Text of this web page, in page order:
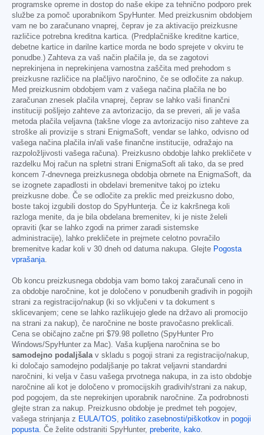
programske opreme in dostop do naše ekipe za tehnično podporo prek
službe za pomoč uporabnikom SpyHunter. Med preizkusnim obdobjem
vam ne bo zaračunano vnaprej, čeprav je za aktivacijo preizkusne
različice potrebna kreditna kartica. (Predplačniške kreditne kartice,
debetne kartice in darilne kartice morda ne bodo sprejete v okviru te
ponudbe.) Zahteva za vaš način plačila je, da se zagotovi
neprekinjena in neprekinjena varnostna zaščita med prehodom s
preizkusne različice na plačljivo naročnino, če se odločite za nakup.
Med preizkusnim obdobjem vam z vašega načina plačila ne bo
zaračunan znesek plačila vnaprej, čeprav se lahko vaši finančni
instituciji pošljejo zahteve za avtorizacijo, da se preveri, ali je vaša
metoda plačila veljavna (takšne vloge za avtorizacijo niso zahteve za
stroške ali provizije s strani EnigmaSoft, vendar se lahko, odvisno od
vašega načina plačila in/ali vaše finančne institucije, odražajo na
razpoložljivosti vašega računa). Preizkusno obdobje lahko prekličete v
razdelku Moj račun na spletni strani EnigmaSoft ali tako, da se pred
koncem 7-dnevnega preizkusnega obdobja obrnete na EnigmaSoft, da
se izognete zapadlosti in obdelavi bremenitve takoj po izteku
preizkusne dobe. Če se odločite za preklic med preizkusno dobo,
boste takoj izgubili dostop do SpyHunterja. Če iz kakršnega koli
razloga menite, da je bila obdelana bremenitev, ki je niste želeli
opraviti (kar se lahko zgodi na primer zaradi sistemske
administracije), lahko prekličete in prejmete celotno povračilo
bremenitve kadar koli v 30 dneh od datuma nakupa. Glejte Pogosta
vprašanja.
Ob koncu preizkusnega obdobja vam bomo takoj zaračunali ceno in
za obdobje naročnine, kot je določeno v ponudbenih gradivih in pogojih
strani za registracijo/nakup (ki so vključeni v ta dokument s
sklicevanjem; cene se lahko razlikujejo glede na državo ali promocijo
na strani za nakup), če naročnine ne boste pravočasno preklicali.
Cena se običajno začne pri $79.98 polletno (SpyHunter Pro
Windows/SpyHunter za Mac). Vaša kupljena naročnina se bo
samodejno podaljšalav skladu s pogoji strani za registracijo/nakup,
ki določajo samodejno podaljšanje po takrat veljavni standardni
naročnini, ki velja v času vašega prvotnega nakupa, in za isto obdobje
naročnine ali kot je določeno v promocijskih gradivih/strani za nakup,
pod pogojem, da ste neprekinjen uporabnik naročnine. Za podrobnosti
glejte stran za nakup. Preizkusno obdobje je predmet teh pogojev,
vašega strinjanja z EULA/TOS, politiko zasebnosti/piškotkov in pogoji
popusta. Če želite odstraniti SpyHunter, preberite, kako.